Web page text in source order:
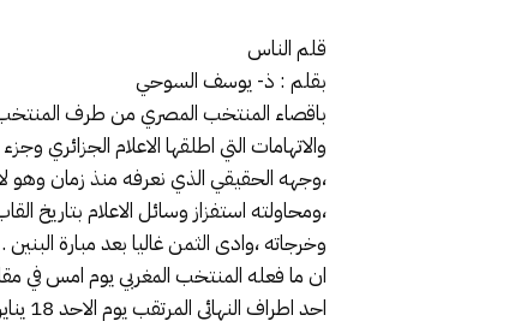
قلم الناس
بقلم : ذ- يوسف السوحي
والاتهامات التي اطلقها الاعلام
،وجهه الحقيقي الذي نعرفه منذ زمان وهو
،ومحاولته استفزاز وسائل الاعلام بتاريخ
وخرجاته ،وادى الثمن غاليا بعد مبارة البنين .
ان ما فعله المنتخب المغربي يوم امس في